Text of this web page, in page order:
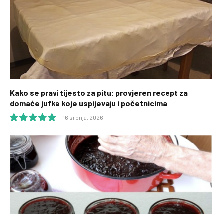
Kako se pravi tijesto za pitu: provjeren recept za
domaće jufke koje uspijevaju i početnicima
10.0
16 srpnja, 2026